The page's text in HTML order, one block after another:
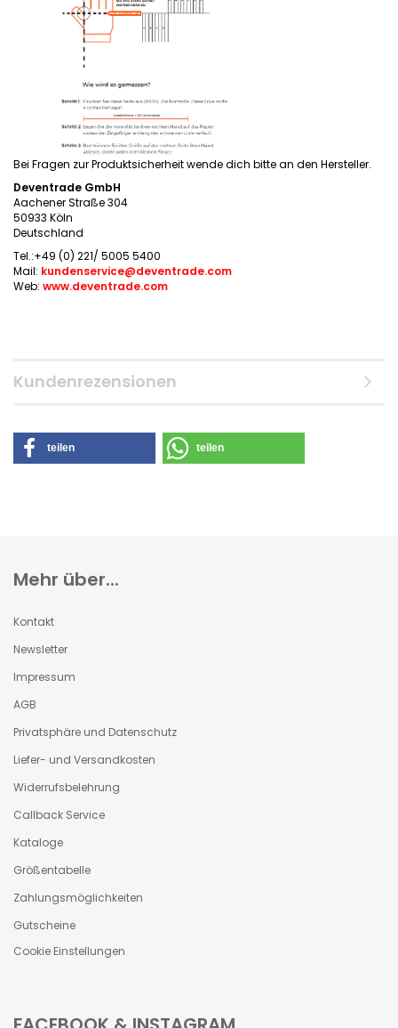
Bei Fragen zur Produktsicherheit wende dich bitte an den Hersteller.
Deventrade GmbH
Aachener Straße 304
50933 Köln
Deutschland
Tel.:+49 (0) 221/ 5005 5400
Mail: kundenservice@deventrade.com
Web: www.deventrade.com
Kundenrezensionen
teilen teilen
Mehr über...
Kontakt
Newsletter
Impressum
AGB
Privatsphäre und Datenschutz
Liefer- und Versandkosten
Widerrufsbelehrung
Callback Service
Kataloge
Größentabelle
Zahlungsmöglichkeiten
Gutscheine
Cookie Einstellungen